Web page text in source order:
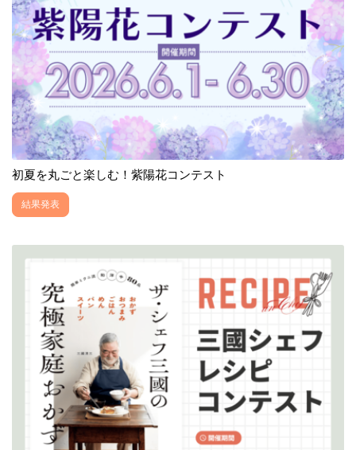
初夏を丸ごと楽しむ！紫陽花コンテスト
結果発表